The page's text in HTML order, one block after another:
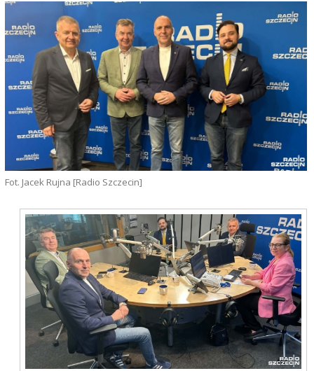
Fot. Jacek Rujna [Radio Szczecin]